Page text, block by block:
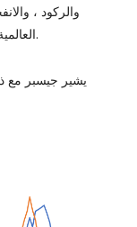
العالمية الثانية) ، وصدمة نفطية ، وها نحن ذا مرة أخرى.
يشير جيسبر مع